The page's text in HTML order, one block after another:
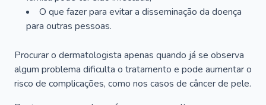
O que fazer para evitar a disseminação da doença
para outras pessoas.
Procurar o dermatologista apenas quando já se observa
algum problema dificulta o tratamento e pode aumentar o
risco de complicações, como nos casos de câncer de pele.